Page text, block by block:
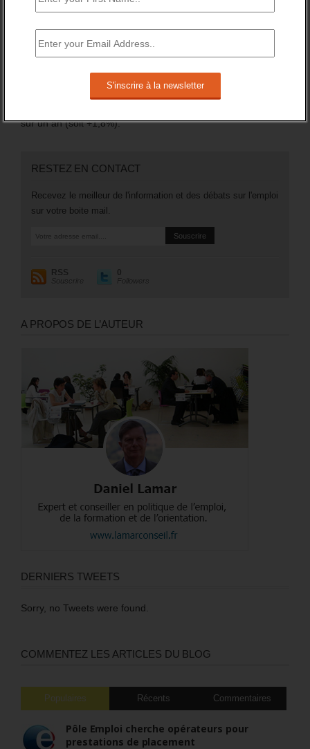
Sur l’année 2024, il a globalement augmenté de +1,5%.
emploi et tenus de rechercher un emploi) a augmenté de
sur un an (soit +1,8%).
RESTEZ EN CONTACT
Recevez le meilleur de l'information et des débats sur l'emploi
sur votre boite mail.
RSS
Souscrire
0
Followers
A PROPOS DE L’AUTEUR
DERNIERS TWEETS
Sorry, no Tweets were found.
COMMENTEZ LES ARTICLES DU BLOG
Populaires Récents Commentaires
Pôle Emploi cherche opérateurs pour
prestations de placement